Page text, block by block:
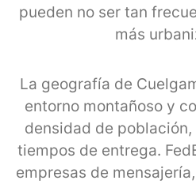
pueden no ser tan
más
La geografía de
entorno montañoso y
densidad de
tiempos de entrega.
empresas de